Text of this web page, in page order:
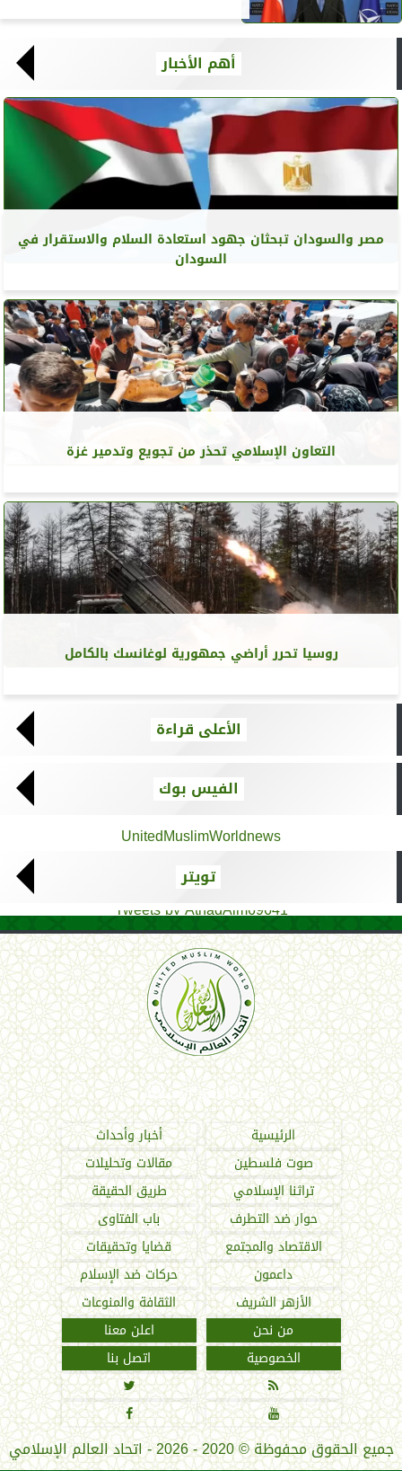
أهم الأخبار
مصر والسودان تبحثان جهود استعادة السلام والاستقرار في
السودان
التعاون الإسلامي تحذر من تجويع وتدمير غزة
روسيا تحرر أراضي جمهورية لوغانسك بالكامل
الأعلى قراءة
الفيس بوك
UnitedMuslimWorldnews
تويتر
Tweets by AthadAlm69641
اتحاد العالم الإسلامي
الرئيسية
أخبار وأحداث
صوت فلسطين
مقالات وتحليلات
تراثنا الإسلامي
طريق الحقيقة
حوار ضد التطرف
باب الفتاوى
الاقتصاد والمجتمع
قضايا وتحقيقات
داعمون
حركات ضد الإسلام
الأزهر الشريف
الثقافة والمنوعات
من نحن
اعلن معنا
الخصوصية
اتصل بنا




جميع الحقوق محفوظة©2020 - 2026 - اتحاد العالم الإسلامي